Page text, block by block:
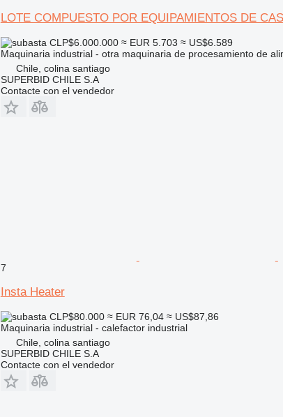
LOTE COMPUESTO POR EQUIPAMIENTOS DE
CLP$6.000.000 ≈ EUR 5.703 ≈ US$6.589
Maquinaria industrial - otra maquinaria de procesamiento de
Chile, colina santiago
SUPERBID CHILE S.A
Contacte con el vendedor
7
Insta Heater
CLP$80.000 ≈ EUR 76,04 ≈ US$87,86
Maquinaria industrial - calefactor industrial
Chile, colina santiago
SUPERBID CHILE S.A
Contacte con el vendedor